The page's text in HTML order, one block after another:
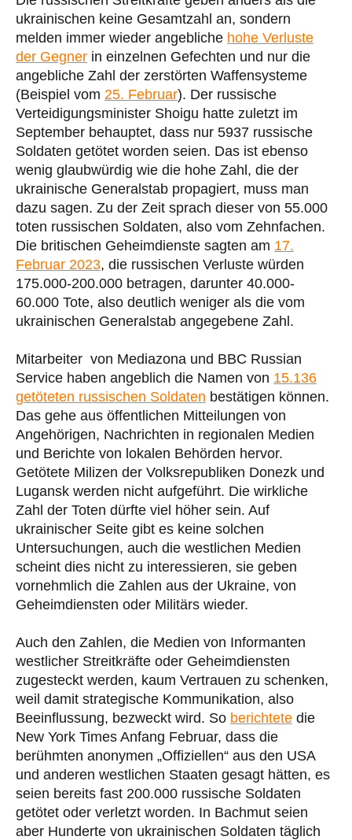
ukrainischen keine Gesamtzahl an, sondern
melden immer wieder angebliche hohe Verluste
der Gegner in einzelnen Gefechten und nur die
angebliche Zahl der zerstörten Waffensysteme
(Beispiel vom 25. Februar). Der russische
Verteidigungsminister Shoigu hatte zuletzt im
September behauptet, dass nur 5937 russische
Soldaten getötet worden seien. Das ist ebenso
wenig glaubwürdig wie die hohe Zahl, die der
ukrainische Generalstab propagiert, muss man
dazu sagen. Zu der Zeit sprach dieser von 55.000
toten russischen Soldaten, also vom Zehnfachen.
Die britischen Geheimdienste sagten am 17.
Februar 2023, die russischen Verluste würden
175.000-200.000 betragen, darunter 40.000-
60.000 Tote, also deutlich weniger als die vom
ukrainischen Generalstab angegebene Zahl.
Mitarbeiter von Mediazona und BBC Russian
Service haben angeblich die Namen von 15.136
getöteten russischen Soldaten bestätigen können.
Das gehe aus öffentlichen Mitteilungen von
Angehörigen, Nachrichten in regionalen Medien
und Berichte von lokalen Behörden hervor.
Getötete Milizen der Volksrepubliken Donezk und
Lugansk werden nicht aufgeführt. Die wirkliche
Zahl der Toten dürfte viel höher sein. Auf
ukrainischer Seite gibt es keine solchen
Untersuchungen, auch die westlichen Medien
scheint dies nicht zu interessieren, sie geben
vornehmlich die Zahlen aus der Ukraine, von
Geheimdiensten oder Militärs wieder.
Auch den Zahlen, die Medien von Informanten
westlicher Streitkräfte oder Geheimdiensten
zugesteckt werden, kaum Vertrauen zu schenken,
weil damit strategische Kommunikation, also
Beeinflussung, bezweckt wird. So berichtete die
New York Times Anfang Februar, dass die
berühmten anonymen „Offiziellen“ aus den USA
und anderen westlichen Staaten gesagt hätten, es
seien bereits fast 200.000 russische Soldaten
getötet oder verletzt worden. In Bachmut seien
aber Hunderte von ukrainischen Soldaten täglich